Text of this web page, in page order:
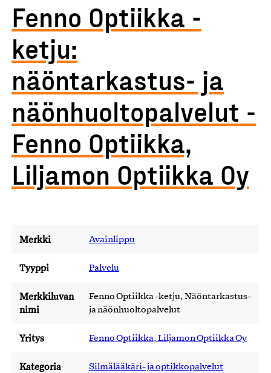
Fenno Optiikka -
ketju:
näöntarkastus- ja
näönhuoltopalvelut -
Fenno Optiikka,
Liljamon Optiikka Oy
Merkki Avainlippu
Tyyppi Palvelu
Merkkiluvan
nimi
Fenno Optiikka -ketju, Näöntarkastus-
ja näönhuoltopalvelut
Yritys Fenno Optiikka, Liljamon Optiikka Oy
Kategoria Silmälääkäri- ja optikkopalvelut